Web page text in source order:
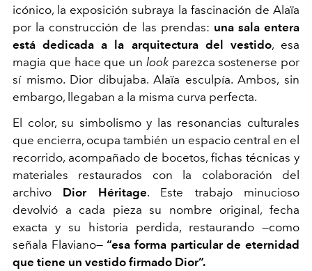
icónico, la exposición subraya la fascinación de Alaïa
por la construcción de las prendas: una sala entera
está dedicada a la arquitectura del vestido, esa
magia que hace que un lookparezca sostenerse por
sí mismo. Dior dibujaba. Alaïa esculpía. Ambos, sin
embargo, llegaban a la misma curva perfecta.
El color, su simbolismo y las resonancias culturales
que encierra, ocupa también un espacio central en el
recorrido, acompañado de bocetos, fichas técnicas y
materiales restaurados con la colaboración del
archivo Dior Héritage. Este trabajo minucioso
devolvió a cada pieza su nombre original, fecha
exacta y su historia perdida, restaurando —como
señala Flaviano—“esa forma particular de eternidad
que tiene un vestido firmado Dior”.